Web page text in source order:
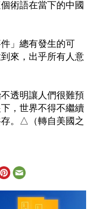
術語在當下的中國
」總有發生的可
來，出乎所有人意
透明讓人們很難預
，世界不得不繼續
。△（轉自美國之